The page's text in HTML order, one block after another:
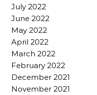
July 2022
June 2022
May 2022
April 2022
March 2022
February 2022
December 2021
November 2021